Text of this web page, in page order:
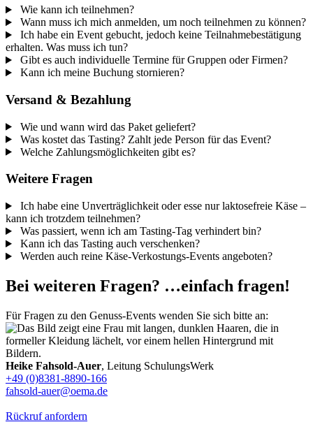
Wie kann ich teilnehmen?
Wann muss ich mich anmelden, um noch teilnehmen zu können?
Ich habe ein Event gebucht, jedoch keine Teilnahmebestätigung
erhalten. Was muss ich tun?
Gibt es auch individuelle Termine für Gruppen oder Firmen?
Kann ich meine Buchung stornieren?
Versand & Bezahlung
Wie und wann wird das Paket geliefert?
Was kostet das Tasting? Zahlt jede Person für das Event?
Welche Zahlungsmöglichkeiten gibt es?
Weitere Fragen
Ich habe eine Unverträglichkeit oder esse nur laktosefreie Käse –
kann ich trotzdem teilnehmen?
Was passiert, wenn ich am Tasting-Tag verhindert bin?
Kann ich das Tasting auch verschenken?
Werden auch reine Käse-Verkostungs-Events angeboten?
Bei weiteren Fragen? …einfach fragen!
Für Fragen zu den Genuss-Events wenden Sie sich bitte an:
Heike Fahsold-Auer, Leitung SchulungsWerk
+49 (0)8381-8890-166
fahsold-auer@oema.de
Rückruf anfordern